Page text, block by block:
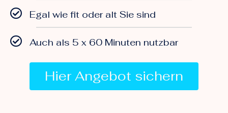
Egal wie fit oder alt Sie sind
Auch als 5 x 60 Minuten nutzbar
Hier Angebot sichern